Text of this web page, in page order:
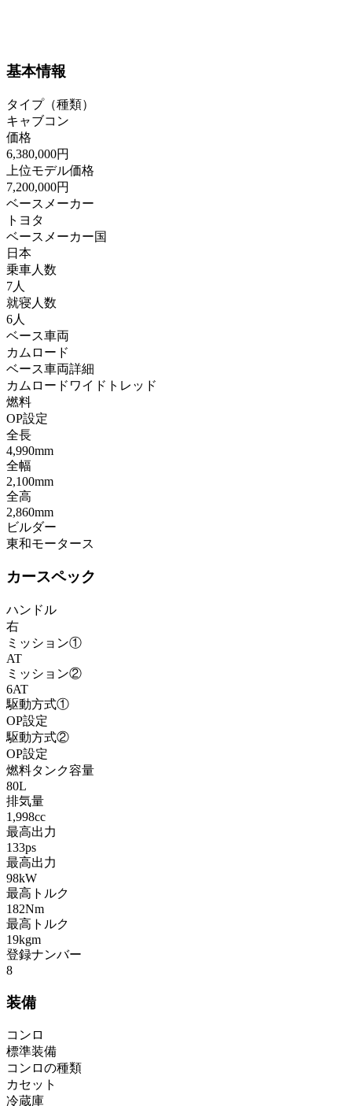
基本情報
タイプ（種類）
キャブコン
価格
6,380,000円
上位モデル価格
7,200,000円
ベースメーカー
トヨタ
ベースメーカー国
日本
乗車人数
7人
就寝人数
6人
ベース車両
カムロード
ベース車両詳細
カムロードワイドトレッド
燃料
OP設定
全長
4,990mm
全幅
2,100mm
全高
2,860mm
ビルダー
東和モータース
カースペック
ハンドル
右
ミッション①
AT
ミッション②
6AT
駆動方式①
OP設定
駆動方式②
OP設定
燃料タンク容量
80L
排気量
1,998cc
最高出力
133ps
最高出力
98kW
最高トルク
182Nm
最高トルク
19kgm
登録ナンバー
8
装備
コンロ
標準装備
コンロの種類
カセット
冷蔵庫